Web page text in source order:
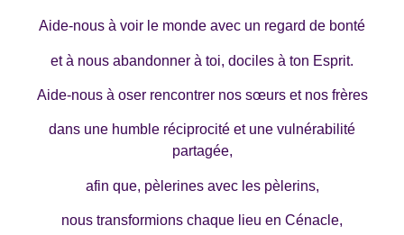
Aide-nous à voir le monde avec un regard de bonté
et à nous abandonner à toi, dociles à ton Esprit.
Aide-nous à oser rencontrer nos sœurs et nos frères
dans une humble réciprocité et une vulnérabilité
partagée,
afin que, pèlerines avec les pèlerins,
nous transformions chaque lieu en Cénacle,